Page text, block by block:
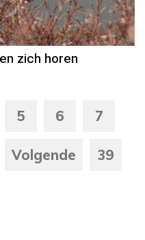
zich horen
5 6 7
Volgende 39